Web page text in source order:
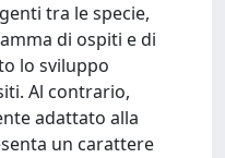
tra le specie,
di ospiti e di
lo sviluppo
Al contrario,
adattato alla
un carattere